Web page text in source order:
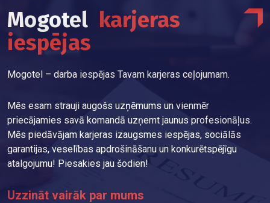
Mogotel karjeras
iespējas
Mogotel – darba iespējas Tavam karjeras ceļojumam.
Mēs esam strauji augošs uzņēmums un vienmēr
priecājamies savā komandā uzņemt jaunus profesionāļus.
Mēs piedāvājam karjeras izaugsmes iespējas, sociālās
garantijas, veselības apdrošināšanu un konkurētspējīgu
atalgojumu! Piesakies jau šodien!
Uzzināt vairāk par mums